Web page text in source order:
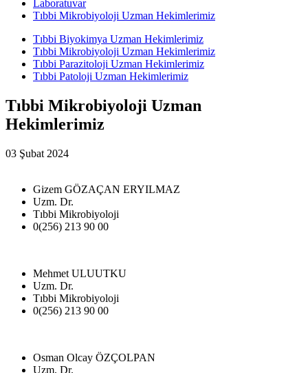
Laboratuvar
Tıbbi Mikrobiyoloji Uzman Hekimlerimiz
Tıbbi Biyokimya Uzman Hekimlerimiz
Tıbbi Mikrobiyoloji Uzman Hekimlerimiz
Tıbbi Parazitoloji Uzman Hekimlerimiz
Tıbbi Patoloji Uzman Hekimlerimiz
Tıbbi Mikrobiyoloji Uzman
Hekimlerimiz
03 Şubat 2024
Gizem GÖZAÇAN ERYILMAZ
Uzm. Dr.
Tıbbi Mikrobiyoloji
0(256) 213 90 00
Mehmet ULUUTKU
Uzm. Dr.
Tıbbi Mikrobiyoloji
0(256) 213 90 00
Osman Olcay ÖZÇOLPAN
Uzm. Dr.